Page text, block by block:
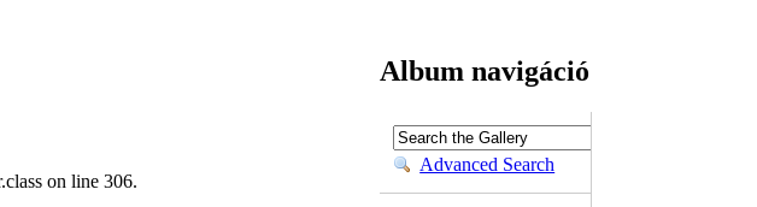
on line 306.
Album navigáció
Advanced Search